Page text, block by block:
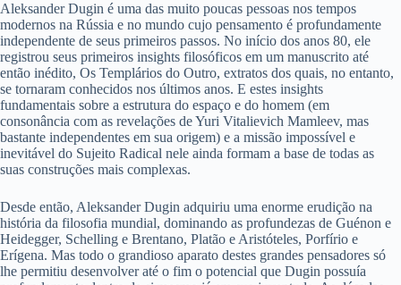
Aleksander Dugin é uma das muito poucas pessoas nos tempos
modernos na Rússia e no mundo cujo pensamento é profundamente
independente de seus primeiros passos. No início dos anos 80, ele
registrou seus primeiros insights filosóficos em um manuscrito até
então inédito, Os Templários do Outro, extratos dos quais, no entanto,
se tornaram conhecidos nos últimos anos. E estes insights
fundamentais sobre a estrutura do espaço e do homem (em
consonância com as revelações de Yuri Vitalievich Mamleev, mas
bastante independentes em sua origem) e a missão impossível e
inevitável do Sujeito Radical nele ainda formam a base de todas as
suas construções mais complexas.
Desde então, Aleksander Dugin adquiriu uma enorme erudição na
história da filosofia mundial, dominando as profundezas de Guénon e
Heidegger, Schelling e Brentano, Platão e Aristóteles, Porfírio e
Erígena. Mas todo o grandioso aparato destes grandes pensadores só
lhe permitiu desenvolver até o fim o potencial que Dugin possuía